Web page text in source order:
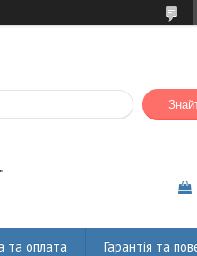
та оплата Гарантія та